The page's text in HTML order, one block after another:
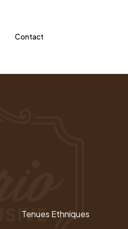
Contact
Tenues Ethniques